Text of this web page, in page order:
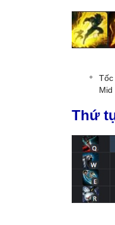
Tốc
Mid
Thứ